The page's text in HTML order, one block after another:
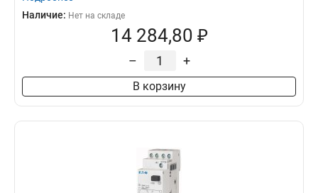
Наличие: Нет на складе
14 284,80 ₽
– +
В корзину